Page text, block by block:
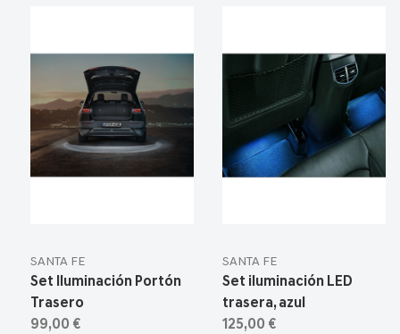
SANTA FE
Set Iluminación Portón
Trasero
99,00 €
SANTA FE
Set iluminación LED
trasera, azul
125,00 €